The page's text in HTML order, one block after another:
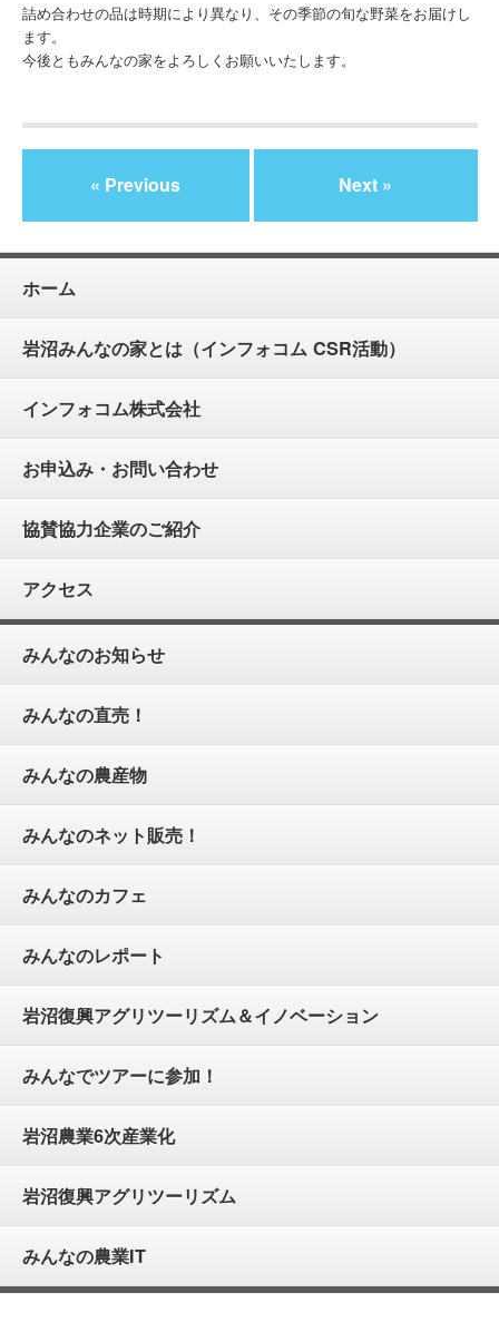
詰め合わせの品は時期により異なり、その季節の旬な野菜をお届けし
ます。
今後ともみんなの家をよろしくお願いいたします。
« Previous Next »
ホーム
岩沼みんなの家とは（インフォコム CSR活動）
インフォコム株式会社
お申込み・お問い合わせ
協賛協力企業のご紹介
アクセス
みんなのお知らせ
みんなの直売！
みんなの農産物
みんなのネット販売！
みんなのカフェ
みんなのレポート
岩沼復興アグリツーリズム＆イノベーション
みんなでツアーに参加！
岩沼農業6次産業化
岩沼復興アグリツーリズム
みんなの農業IT